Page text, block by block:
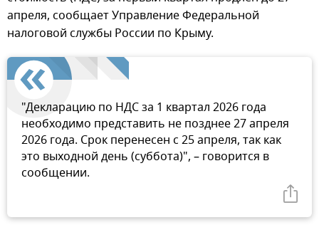
апреля, сообщает Управление Федеральной
налоговой службы России по Крыму.
"Декларацию по НДС за 1 квартал 2026 года
необходимо представить не позднее 27 апреля
2026 года. Срок перенесен с 25 апреля, так как
это выходной день (суббота)", – говорится в
сообщении.